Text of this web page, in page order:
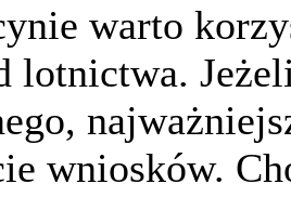
warto
lotnictwa.
wniosków.